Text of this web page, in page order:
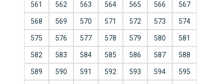
561 562 563 564 565 566 567
568 569 570 571 572 573 574
575 576 577 578 579 580 581
582 583 584 585 586 587 588
589 590 591 592 593 594 595